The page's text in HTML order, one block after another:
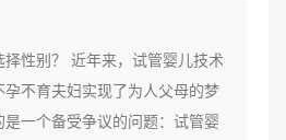
性别？ 近年来，试管婴儿技术
孕不育夫妇实现了为人父母的梦
一个备受争议的问题：试管婴